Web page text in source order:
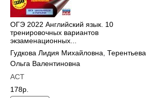
ОГЭ 2022 Английский язык. 10
тренировочных вариантов
экзаменационных...
Гудкова Лидия Михайловна Терентьева
Ольга Валентиновна
АСТ
178р.